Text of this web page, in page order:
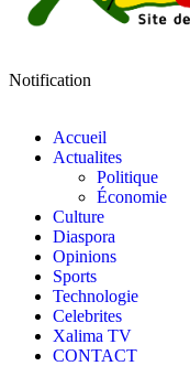
Notification
Accueil
Actualites
Politique
Économie
Culture
Diaspora
Opinions
Sports
Technologie
Celebrites
Xalima TV
CONTACT